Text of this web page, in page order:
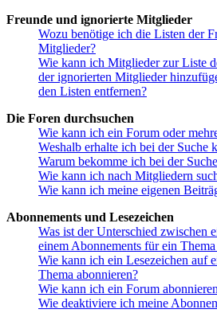
Freunde und ignorierte Mitglieder
Wozu benötige ich die Listen der
Mitglieder?
Wie kann ich Mitglieder zur Liste
der ignorierten Mitglieder
den Listen entfernen?
Die Foren durchsuchen
Wie kann ich ein Forum oder
Weshalb erhalte ich bei der Suche
Warum bekomme ich bei der
Wie kann ich nach Mitgliedern
Wie kann ich meine eigenen
Abonnements und Lesezeichen
Was ist der Unterschied zwischen
einem Abonnements für ein
Wie kann ich ein Lesezeichen auf
Thema abonnieren?
Wie kann ich ein Forum
Wie deaktiviere ich meine